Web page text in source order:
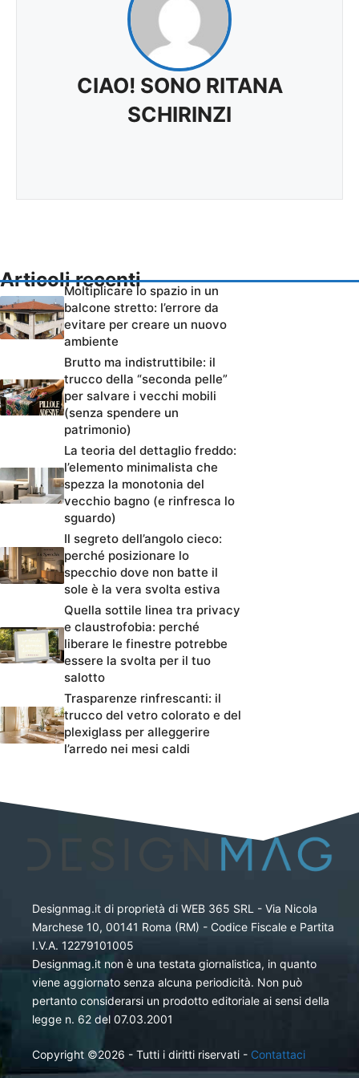
CIAO! SONO RITANA
SCHIRINZI
Articoli recenti
Moltiplicare lo spazio in un
balcone stretto: l’errore da
evitare per creare un nuovo
ambiente
Brutto ma indistruttibile: il
trucco della “seconda pelle”
per salvare i vecchi mobili
(senza spendere un
patrimonio)
La teoria del dettaglio freddo:
l’elemento minimalista che
spezza la monotonia del
vecchio bagno (e rinfresca lo
sguardo)
Il segreto dell’angolo cieco:
perché posizionare lo
specchio dove non batte il
sole è la vera svolta estiva
Quella sottile linea tra privacy
e claustrofobia: perché
liberare le finestre potrebbe
essere la svolta per il tuo
salotto
Trasparenze rinfrescanti: il
trucco del vetro colorato e del
plexiglass per alleggerire
l’arredo nei mesi caldi
Designmag.it di proprietà di WEB 365 SRL - Via Nicola
Marchese 10, 00141 Roma (RM) - Codice Fiscale e Partita
I.V.A. 12279101005
Designmag.it non è una testata giornalistica, in quanto
viene aggiornato senza alcuna periodicità. Non può
pertanto considerarsi un prodotto editoriale ai sensi della
legge n. 62 del 07.03.2001
Copyright ©2026 - Tutti i diritti riservati - Contattaci